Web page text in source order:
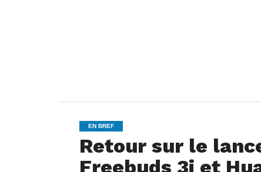
EN BREF
Retour sur le
Freebuds 3i et